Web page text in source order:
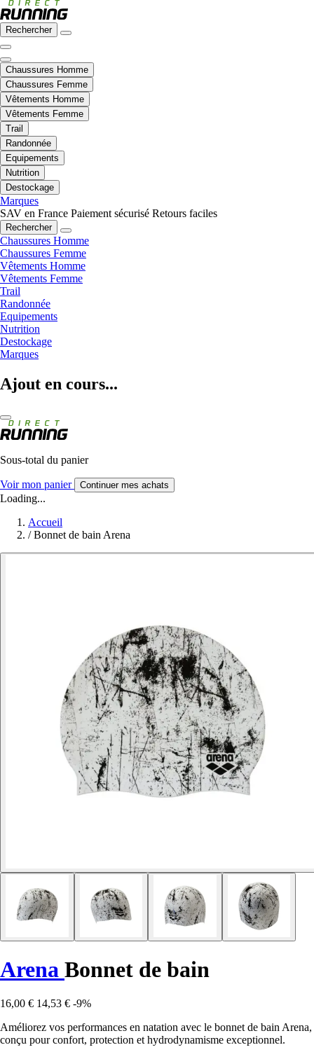
Rechercher
Chaussures Homme
Chaussures Femme
Vêtements Homme
Vêtements Femme
Trail
Randonnée
Equipements
Nutrition
Destockage
Marques
SAV en France Paiement sécurisé Retours faciles
Rechercher
Chaussures Homme
Chaussures Femme
Vêtements Homme
Vêtements Femme
Trail
Randonnée
Equipements
Nutrition
Destockage
Marques
Ajout en cours...
Sous-total du panier
Voir mon panier Continuer mes achats
Loading...
Accueil
/ Bonnet de bain Arena
Arena Bonnet de bain
16,00 € 14,53 € -9%
Améliorez vos performances en natation avec le bonnet de bain Arena,
conçu pour confort, protection et hydrodynamisme exceptionnel.